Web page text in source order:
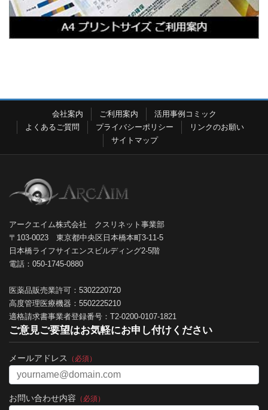
会社案内 ご利用案内
活用事例コミック
よくあるご質問
プライバシーポリシー
リンクのお願い
サイトマップ
アークエイム株式会社 クスリネット事業部
〒103-0023 東京都中央区日本橋本町3-11-5
日本橋ライフサイエンスビルディング2-5階
電話：050-1745-0880
医薬品販売業許可：5302220720
高度管理医療機器：5502225210
適格請求書事業者登録番号：T2-0200-0107-1821
ご意見ご要望はお気軽にお申し付けください
メールアドレス （必須）
お問い合わせ内容 （必須）